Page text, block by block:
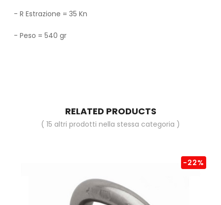
- R Estrazione = 35 Kn
- Peso = 540 gr
RELATED PRODUCTS
( 15 altri prodotti nella stessa categoria )
-22%